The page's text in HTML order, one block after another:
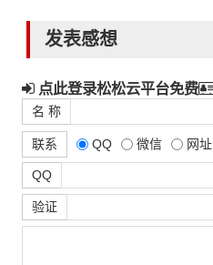
发表感想
点此登录松松云平台免费
名 称
联系 QQ 微信 网址
QQ
验证